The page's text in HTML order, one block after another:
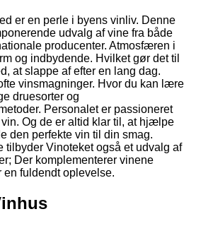
er en perle i byens vinliv. Denne
udvalg af vine fra både
producenter. Atmosfæren i
og indbydende. Hvilket gør det til
at slappe af efter en lang dag.
vinsmagninger. Hvor du kan lære
druesorter og
Personalet er passioneret
Og de er altid klar til, at hjælpe
den perfekte vin til din smag.
tilbyder Vinoteket også et udvalg af
Der komplementerer vinene
en fuldendt oplevelse.